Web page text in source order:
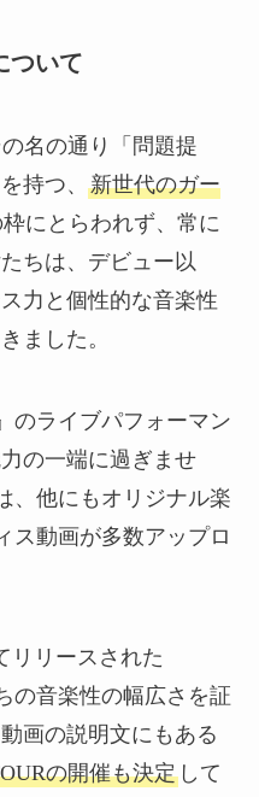
ついて
名の通り「問題提
持つ、 新世代のガー
にとらわれず、常に
ちは、デビュー以
力と個性的な音楽性
ました。
のライブパフォーマン
の一端に過ぎませ
、他にもオリジナル楽
ス動画が多数アップロ
リリースされた
の音楽性の幅広さを証
画の説明文にもある
の開催も決定して